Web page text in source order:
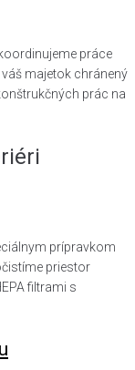
práce
majetok chránený
prác na
prípravkom
priestor
filtrami s